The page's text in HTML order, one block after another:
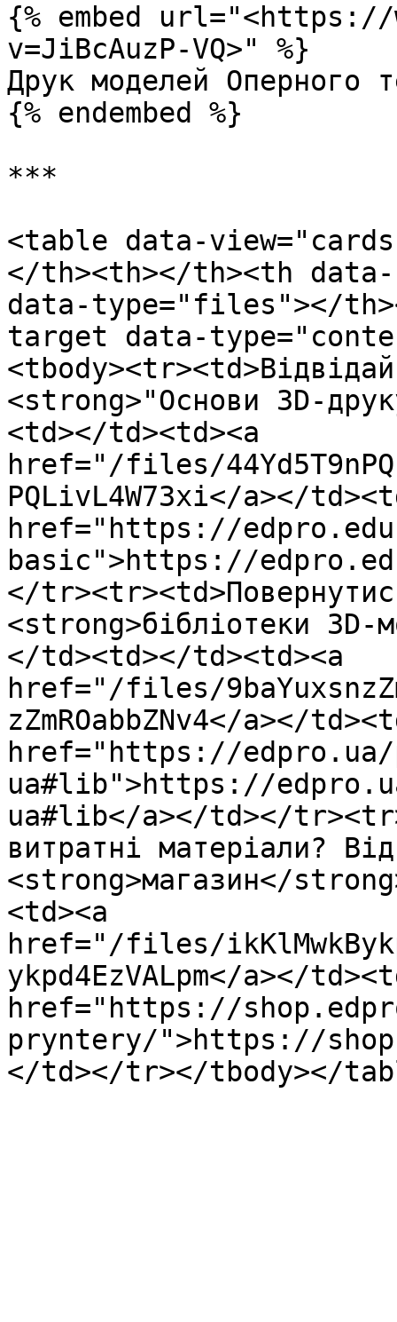
{% embed url="<https://
v=JiBcAuzP-VQ>" %}
Друк моделей Оперного
{% endembed %}
***
<table data-
</th><th></th><th
data-type="files"></
target data-
<strong>"Основи 3D-
<td></td><td><a
href="/files/
PQLivL4W73xi</a></
href="https://
basic">https://
</
<strong>бібліотеки
</td><td></td><td><a
href="/files/
zZmROabbZNv4</a></
href="https://
ua#lib">https://
ua#lib</a></td></
витратні матеріали?
<strong>магазин</
<td><a
href="/files/
ykpd4EzVALpm</a></
href="https://
pryntery/">https://